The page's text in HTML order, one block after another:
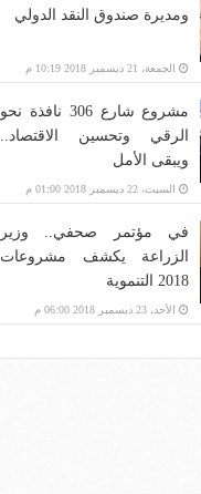
ومديرة صندوق النقد الدولي
الجمعة، 21 ديسمبر 2018 10:19 م
مشروع شارع 306 نافذة نحو
الرقي وتحسين الاقتصاد..
ويبقى الأمل
السبت، 22 ديسمبر 2018 01:00 م
في مؤتمر صحفي.. وزير
الزراعة يكشف مشروعات
2018 التنموية
الأحد، 23 ديسمبر 2018 06:00 م